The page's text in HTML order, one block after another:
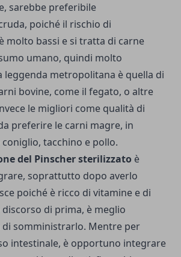
sarebbe preferibile
poiché il rischio di
molto bassi e si tratta di carne
umano, quindi molto
leggenda metropolitana è quella di
bovine, come il fegato, o altre
le migliori come qualità di
preferire le carni magre, in
tacchino e pollo.
del Pinscher sterilizzato è
soprattutto dopo averlo
poiché è ricco di vitamine e di
di prima, è meglio
somministrarlo. Mentre per
intestinale, è opportuno integrare